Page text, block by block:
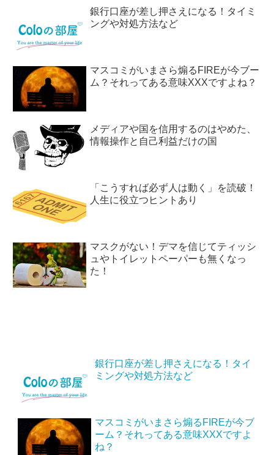
銀行口座が差し押さえになる！タイミ
ングや対処方法など
マスコミがいまさら煽るFIREが今ブー
ム？それってある意味XXXですよね？
メディアや国を信用するのはやめた、
情報操作と自己利益だけの国
「こうすれば必ず人は動く」を読破！
人生に役立つヒントあり
マスクがない！デマを信じてティッシ
ュやトイレットペーパーも無くなっ
た！
銀行口座が差し押さえになる！タイ
ミングや対処方法など
マスコミがいまさら煽るFIREが今ブ
ーム？それってある意味XXXですよ
ね？